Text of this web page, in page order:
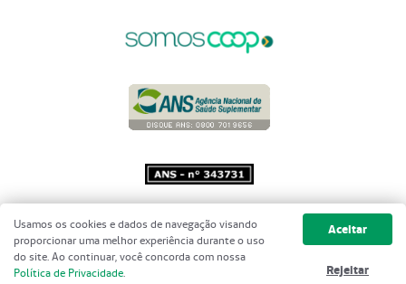
Copyright 2001 - 2026 Unimed do
Brasil - Todos os direitos reservados
Usamos os cookies e dados de navegação visando
proporcionar uma melhor experiência durante o uso
do site. Ao continuar, você concorda com nossa
Política de Privacidade.
Aceitar
Rejeitar